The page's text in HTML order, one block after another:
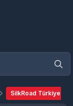
SilkRoad Türkiye